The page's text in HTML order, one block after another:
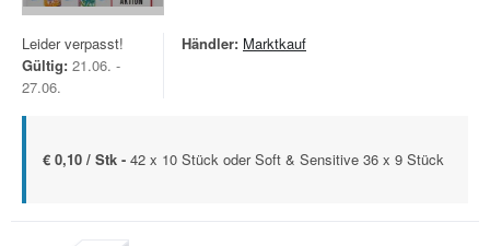
Leider verpasst!
Gültig: 21.06. -
27.06.
Händler: Marktkauf
€ 0,10 / Stk - 42 x 10 Stück oder Soft & Sensitive 36 x 9 Stück